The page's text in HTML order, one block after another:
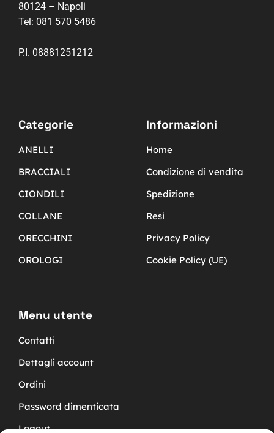
80124 – Napoli
Tel: 081 570 5486
P.I. 08881251212
Categorie
ANELLI
BRACCIALI
CIONDILI
COLLANE
ORECCHINI
OROLOGI
Informazioni
Home
Condizione di vendita
Spedizione
Resi
Privacy Policy
Cookie Policy (UE)
Menu utente
Contatti
Dettagli account
Ordini
Password dimenticata
Logout